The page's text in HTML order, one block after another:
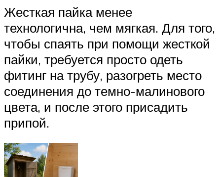
Жесткая пайка менее
технологична, чем мягкая. Для того,
чтобы спаять при помощи жесткой
пайки, требуется просто одеть
фитинг на трубу, разогреть место
соединения до темно-малинового
цвета, и после этого присадить
припой.